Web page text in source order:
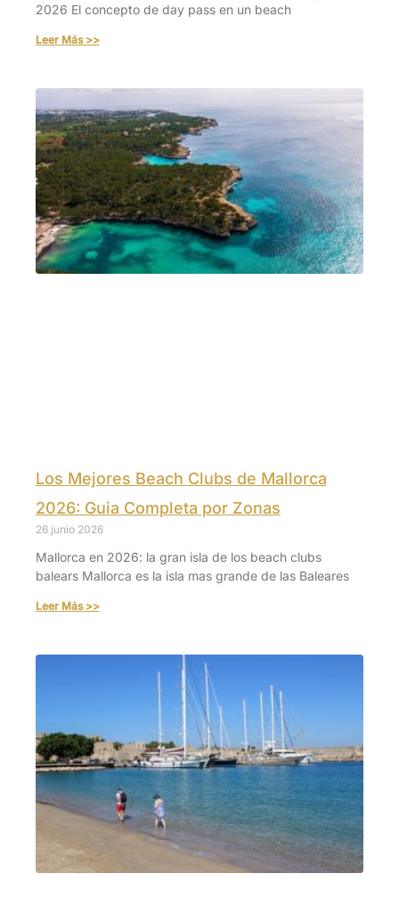
2026 El concepto de day pass en un beach
Leer Más >>
Los Mejores Beach Clubs de Mallorca
2026: Guia Completa por Zonas
26 junio 2026
Mallorca en 2026: la gran isla de los beach clubs
balears Mallorca es la isla mas grande de las Baleares
Leer Más >>